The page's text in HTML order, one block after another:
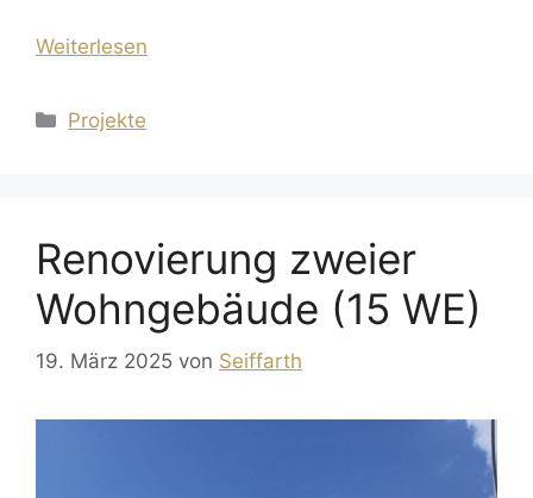
Weiterlesen
Kategorien
Projekte
Renovierung zweier
Wohngebäude (15 WE)
19. März 2025 von Seiffarth